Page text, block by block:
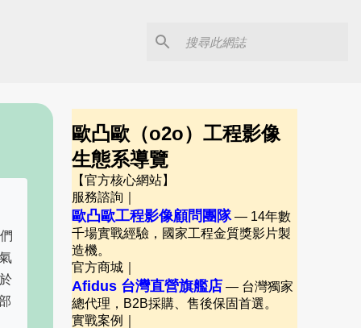
歐凸歐（o2o）工程影像
生態系導覽
【官方核心網站】
服務諮詢｜
歐凸歐工程影像顧問團隊— 14年數
千場實戰經驗，國家工程金質獎影片製
造機。
官方商城｜
Afidus 台灣直營旗艦店 — 台灣獨家
總代理，B2B採購、售後保固首選。
實戰案例｜